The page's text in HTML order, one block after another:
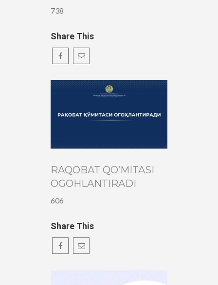
738
Share This
RAQOBAT QO’MITASI
OGOHLANTIRADI
606
Share This